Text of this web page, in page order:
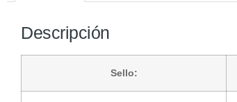
Descripción
Sello: